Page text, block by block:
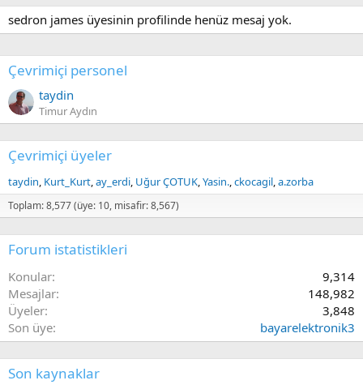
sedron james üyesinin profilinde henüz mesaj yok.
Çevrimiçi personel
taydin
Timur Aydın
Çevrimiçi üyeler
taydin Kurt_Kurt ay_erdi Uğur ÇOTUK Yasin. ckocagil a.zorba
Toplam: 8,577 (üye: 10, misafir: 8,567)
Forum istatistikleri
Konular
9,314
Mesajlar
148,982
Üyeler
3,848
Son üye
bayarelektronik3
Son kaynaklar